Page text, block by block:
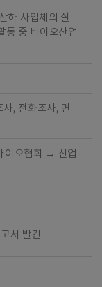
하 사업체의 실
동 중 바이오산업
, 전화조사, 면
이오협회 → 산업
서 발간